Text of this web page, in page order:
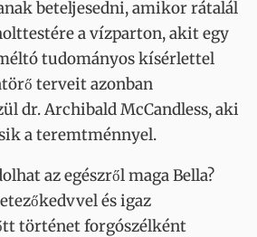
beteljesedni, amikor rátalál
a vízparton, akit egy
tudományos kísérlettel
terveit azonban
dr. Archibald McCandless, aki
a teremtménnyel.
az egészről maga Bella?
és igaz
történet forgószélként